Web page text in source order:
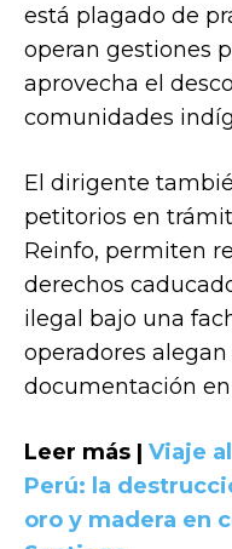
está plagado de
operan gestiones
aprovecha el
comunidades
El dirigente
petitorios en
Reinfo, permiten
derechos
ilegal bajo una
operadores
documentación en
Leer más | Viaje
Perú: la
oro y madera en